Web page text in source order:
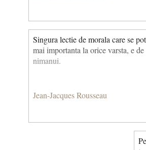
Singura lectie de morala care se
mai importanta la orice varsta, e
nimanui.
Jean-Jacques Rousseau